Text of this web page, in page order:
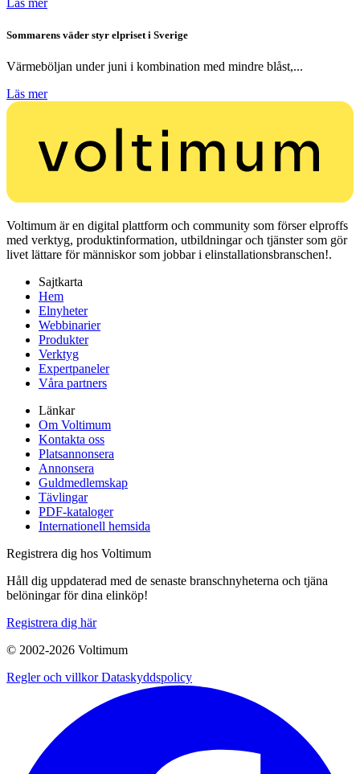
Läs mer
Sommarens väder styr elpriset i Sverige
Värmeböljan under juni i kombination med mindre blåst,...
Läs mer
Voltimum är en digital plattform och community som förser elproffs
med verktyg, produktinformation, utbildningar och tjänster som gör
livet lättare för människor som jobbar i elinstallationsbranschen!.
Sajtkarta
Hem
Elnyheter
Webbinarier
Produkter
Verktyg
Expertpaneler
Våra partners
Länkar
Om Voltimum
Kontakta oss
Platsannonsera
Annonsera
Guldmedlemskap
Tävlingar
PDF-kataloger
Internationell hemsida
Registrera dig hos Voltimum
Håll dig uppdaterad med de senaste branschnyheterna och tjäna
belöningar för dina elinköp!
Registrera dig här
© 2002-2026 Voltimum
Regler och villkorDataskyddspolicy